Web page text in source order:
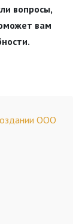
вопросы,
вам
ООО